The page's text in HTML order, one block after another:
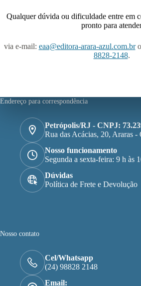
Qualquer dúvida ou dificuldade entre em
pronto para
via e-mail: eaa@editora-arara-azul.com.br
8828-2148.
Endereço para correspondência
Petrópolis/RJ - CNPJ:
Rua das Acácias, 20, Araras
Nosso funcionamento
Segunda a sexta-feira: 9 h às
Dúvidas
Política de Frete e Devolução
Nosso contato
Cel/Whatsapp
(24) 98828 2148
Email: